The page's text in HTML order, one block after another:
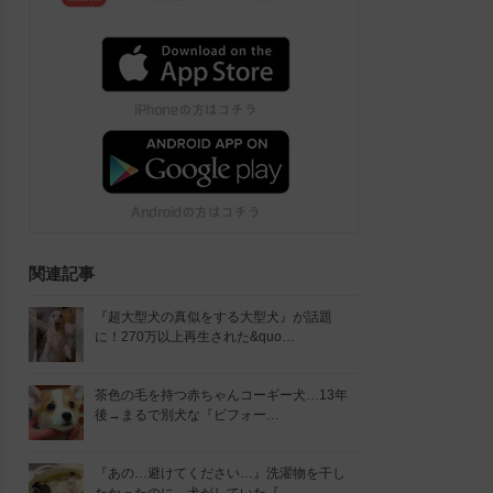
関連記事
『超大型犬の真似をする大型犬』が話題
に！270万以上再生された&quo…
茶色の毛を持つ赤ちゃんコーギー犬…13年
後→まるで別犬な『ビフォー…
『あの…避けてください…』洗濯物を干し